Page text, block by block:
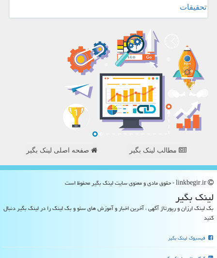
تحقیقات
مطالب لینک بگیر صفحه اصلی لینک بگیر
لینك بگیر
بک لینک ارزان و رپورتاژ آگهی ، آخرین اخبار و آموزش های سئو و بک لینک را در لینک بگیر دنبال
کنید
فیسبوک لینک بگیر